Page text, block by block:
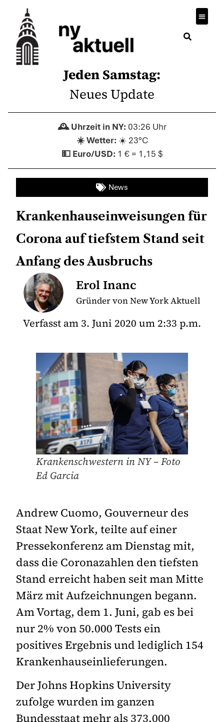
Jeden Samstag:
Neues Update
03:26 Uhr
☀️ 23°C
1 € = 1,15 $
News
Krankenhauseinweisungen für
Corona auf tiefstem Stand seit
Anfang des Ausbruchs
Erol Inanc
Gründer von New York Aktuell
Verfasst am 3. Juni 2020 um 2:33 p.m.
Krankenschwestern in NY – Foto
Ed Garcia
Andrew Cuomo, Gouverneur des
Staat New York, teilte auf einer
Pressekonferenz am Dienstag mit,
dass die Coronazahlen den tiefsten
Stand erreicht haben seit man Mitte
März mit Aufzeichnungen begann.
Am Vortag, dem 1. Juni, gab es bei
nur 2% von 50.000 Tests ein
positives Ergebnis und lediglich 154
Krankenhauseinlieferungen.
Der Johns Hopkins University
zufolge wurden im ganzen
Bundesstaat mehr als 373.000